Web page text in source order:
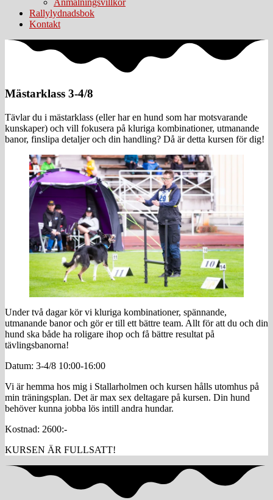
Anmälningsvillkor
Rallylydnadsbok
Kontakt
Mästarklass 3-4/8
Tävlar du i mästarklass (eller har en hund som har motsvarande
kunskaper) och vill fokusera på kluriga kombinationer, utmanande
banor, finslipa detaljer och din handling? Då är detta kursen för dig!
Under två dagar kör vi kluriga kombinationer, spännande,
utmanande banor och gör er till ett bättre team. Allt för att du och din
hund ska både ha roligare ihop och få bättre resultat på
tävlingsbanorna!
Datum: 3-4/8 10:00-16:00
Vi är hemma hos mig i Stallarholmen och kursen hålls utomhus på
min träningsplan. Det är max sex deltagare på kursen. Din hund
behöver kunna jobba lös intill andra hundar.
Kostnad: 2600:-
KURSEN ÄR FULLSATT!